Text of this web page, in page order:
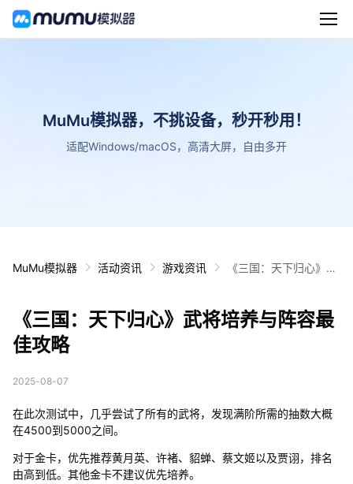
MuMu模拟器，不挑设备，秒开秒用！
适配Windows/macOS，高清大屏，自由多开
MuMu模拟器 活动资讯 游戏资讯
《三国：天下归心》武
《三国：天下归心》武将培养与阵容最
佳攻略
2025-08-07
在此次测试中，几乎尝试了所有的武将，发现满阶所需的抽数大概
在4500到5000之间。
对于金卡，优先推荐黄月英、许褚、貂蝉、蔡文姬以及贾诩，排名
由高到低。其他金卡不建议优先培养。